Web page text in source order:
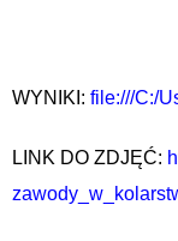
WYNIKI: file:///C:/
LINK DO ZDJĘĆ: